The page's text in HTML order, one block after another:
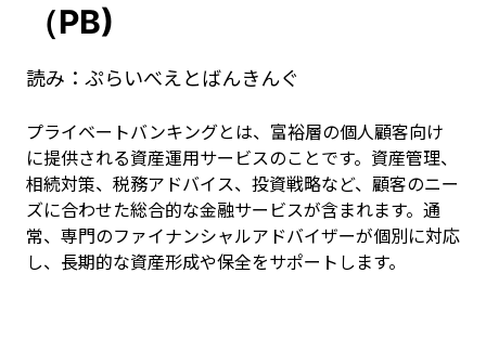
（PB)
読み： ぷらいべえとばんきんぐ
プライベートバンキングとは、富裕層の個人顧客向け
に提供される資産運用サービスのことです。資産管理、
相続対策、税務アドバイス、投資戦略など、顧客のニー
ズに合わせた総合的な金融サービスが含まれます。通
常、専門のファイナンシャルアドバイザーが個別に対応
し、長期的な資産形成や保全をサポートします。